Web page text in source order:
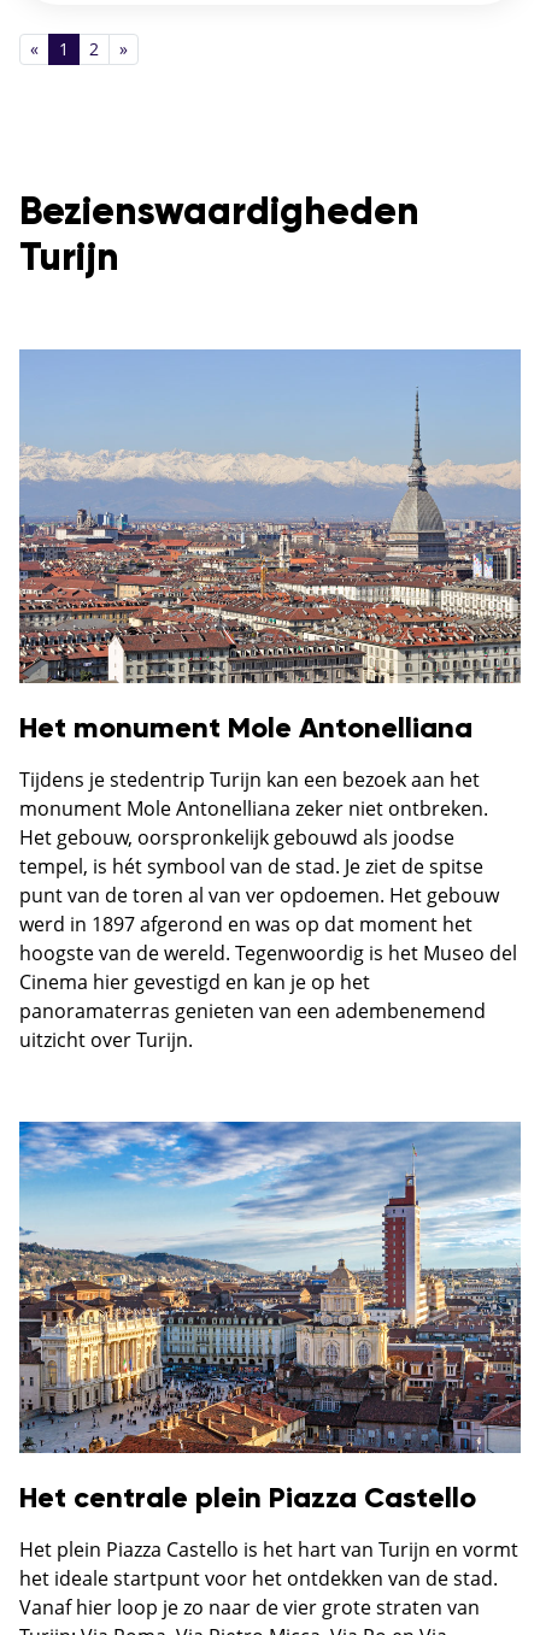
« 1 2 »
Bezienswaardigheden
Turijn
Het monument Mole Antonelliana
Tijdens je stedentrip Turijn kan een bezoek aan het
monument Mole Antonelliana zeker niet ontbreken.
Het gebouw, oorspronkelijk gebouwd als joodse
tempel, is hét symbool van de stad. Je ziet de spitse
punt van de toren al van ver opdoemen. Het gebouw
werd in 1897 afgerond en was op dat moment het
hoogste van de wereld. Tegenwoordig is het Museo del
Cinema hier gevestigd en kan je op het
panoramaterras genieten van een adembenemend
uitzicht over Turijn.
Het centrale plein Piazza Castello
Het plein Piazza Castello is het hart van Turijn en vormt
het ideale startpunt voor het ontdekken van de stad.
Vanaf hier loop je zo naar de vier grote straten van